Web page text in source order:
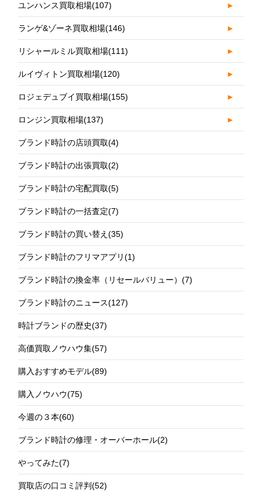
ユンハンス買取相場(107) ►
ランゲ&ゾーネ買取相場(146) ►
リシャールミル買取相場(111) ►
ルイヴィトン買取相場(120) ►
ロジェデュブイ買取相場(155) ►
ロンジン買取相場(137) ►
ブランド時計の店頭買取(4)
ブランド時計の出張買取(2)
ブランド時計の宅配買取(5)
ブランド時計の一括査定(7)
ブランド時計の買い替え(35)
ブランド時計のフリマアプリ(1)
ブランド時計の換金率（リセールバリュー）(7)
ブランド時計のニュース(127)
時計ブランドの歴史(37)
高価買取ノウハウ集(57)
購入おすすめモデル(89)
購入ノウハウ(75)
今週の３本(60)
ブランド時計の修理・オーバーホール(2)
やってみた(7)
買取店の口コミ評判(52)